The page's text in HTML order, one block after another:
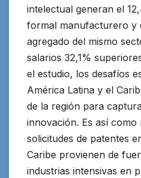
intelectual generan el
formal manufacturero y
agregado del mismo
salarios 32,1%
el estudio, los desafíos
América Latina y el
de la región para
innovación. Es así como
solicitudes de patentes
Caribe provienen de
industrias intensivas en